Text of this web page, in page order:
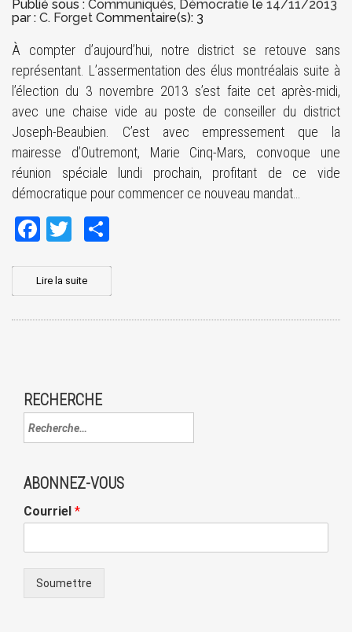
Publié sous : Communiqués, Démocratie le 14/11/2013
par : C. Forget Commentaire(s): 3
À compter d’aujourd’hui, notre district se retouve sans
représentant. L’assermentation des élus montréalais suite à
l’élection du 3 novembre 2013 s’est faite cet après-midi,
avec une chaise vide au poste de conseiller du district
Joseph-Beaubien. C’est avec empressement que la
mairesse d’Outremont, Marie Cinq-Mars, convoque une
réunion spéciale lundi prochain, profitant de ce vide
démocratique pour commencer ce nouveau mandat…
FacebookTwitter
Lire la suite
RECHERCHE
ABONNEZ-VOUS
Courriel *
Soumettre